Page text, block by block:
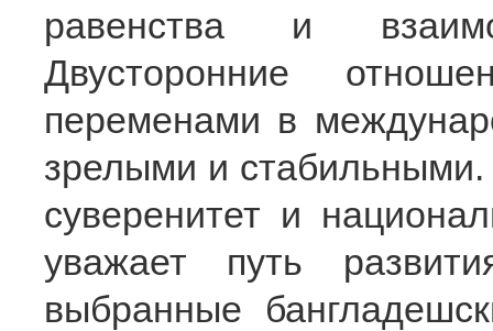
равенства и
Двусторонние
переменами в
зрелыми и стабильными.
суверенитет и
уважает путь
выбранные